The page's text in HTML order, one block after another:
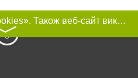
Цей сайт використовує «cookies». Також веб-сайт використовує інтернет-сервіс для збору технічних даних стосовно відвідувачів з метою отримання маркетингової та статистичної інформації. Умови обробки даних відвідувачів сайту див.